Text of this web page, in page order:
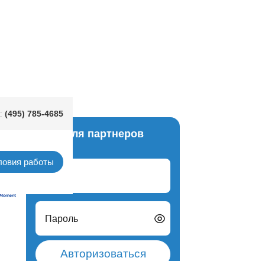
(495) 785-4685
работы
Вход для партнеров
Логин
Пароль
Авторизоваться